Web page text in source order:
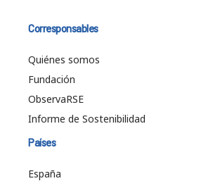
Corresponsables
Quiénes somos
Fundación
ObservaRSE
Informe de Sostenibilidad
Países
España